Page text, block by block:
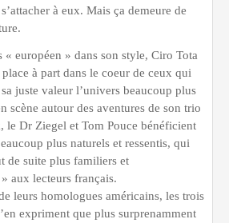
à eux. Mais ça demeure de
« européen » dans son style, Ciro Tota
place à part dans le coeur de ceux qui
juste valeur l’univers beaucoup plus
scène autour des aventures de son trio
le Dr Ziegel et Tom Pouce bénéficient
plus naturels et ressentis, qui
de suite plus familiers et
aux lecteurs français.
leurs homologues américains, les trois
expriment que plus surprenamment